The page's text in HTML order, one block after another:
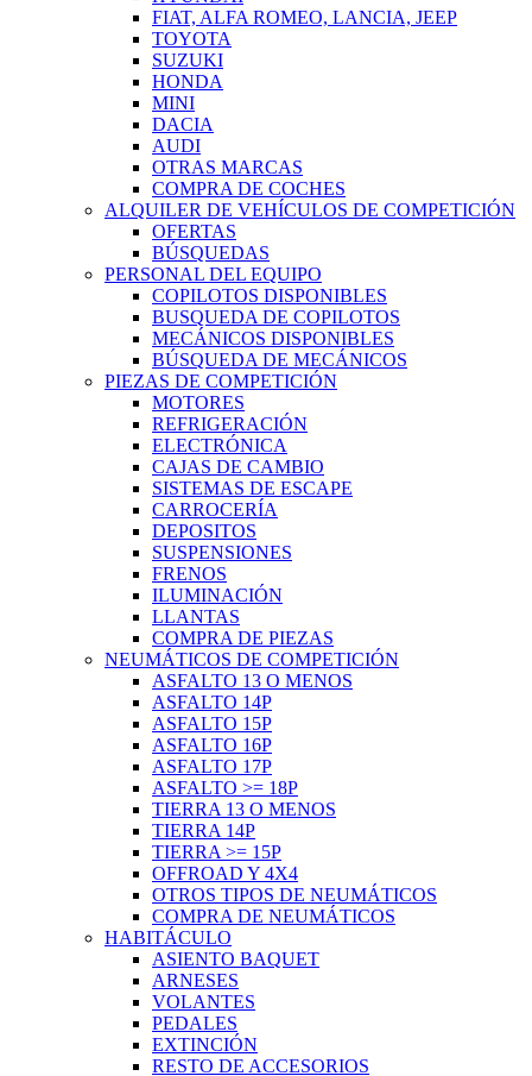
FIAT, ALFA ROMEO, LANCIA, JEEP
TOYOTA
SUZUKI
HONDA
MINI
DACIA
AUDI
OTRAS MARCAS
COMPRA DE COCHES
ALQUILER DE VEHÍCULOS DE COMPETICIÓN
OFERTAS
BÚSQUEDAS
PERSONAL DEL EQUIPO
COPILOTOS DISPONIBLES
BUSQUEDA DE COPILOTOS
MECÁNICOS DISPONIBLES
BÚSQUEDA DE MECÁNICOS
PIEZAS DE COMPETICIÓN
MOTORES
REFRIGERACIÓN
ELECTRÓNICA
CAJAS DE CAMBIO
SISTEMAS DE ESCAPE
CARROCERÍA
DEPOSITOS
SUSPENSIONES
FRENOS
ILUMINACIÓN
LLANTAS
COMPRA DE PIEZAS
NEUMÁTICOS DE COMPETICIÓN
ASFALTO 13 O MENOS
ASFALTO 14P
ASFALTO 15P
ASFALTO 16P
ASFALTO 17P
ASFALTO >= 18P
TIERRA 13 O MENOS
TIERRA 14P
TIERRA >= 15P
OFFROAD Y 4X4
OTROS TIPOS DE NEUMÁTICOS
COMPRA DE NEUMÁTICOS
HABITÁCULO
ASIENTO BAQUET
ARNESES
VOLANTES
PEDALES
EXTINCIÓN
RESTO DE ACCESORIOS